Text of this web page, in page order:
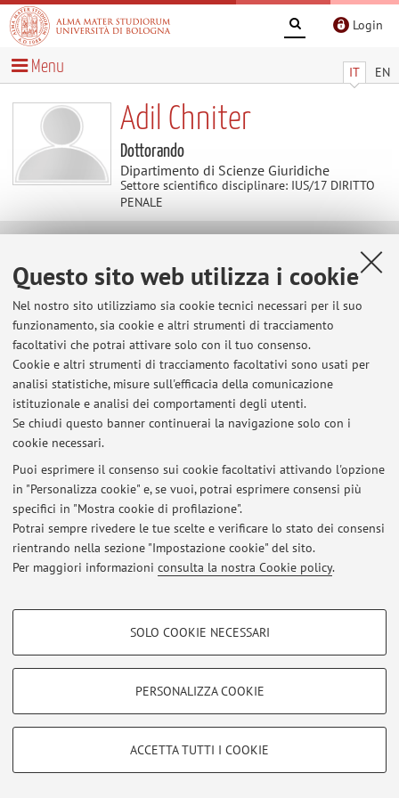
Questo sito web utilizza i cookie
Nel nostro sito utilizziamo sia cookie tecnici necessari per il suo
funzionamento, sia cookie e altri strumenti di tracciamento
facoltativi che potrai attivare solo con il tuo consenso.
Cookie e altri strumenti di tracciamento facoltativi sono usati per
analisi statistiche, misure sull'efficacia della comunicazione
istituzionale e analisi dei comportamenti degli utenti.
Se chiudi questo banner continuerai la navigazione solo con i
cookie necessari.
Puoi esprimere il consenso sui cookie facoltativi attivando l'opzione
in "Personalizza cookie" e, se vuoi, potrai esprimere consensi più
specifici in "Mostra cookie di profilazione".
Potrai sempre rivedere le tue scelte e verificare lo stato dei consensi
rientrando nella sezione "Impostazione cookie" del sito.
Per maggiori informazioni consulta la nostra Cookie policy.
COOKIE DI PROFILAZIONE - FACOLTATIVI
COOKIE TECNICI - NECESSARI
Si tratta di cookie tecnici utilizzati, a titolo esemplificativo, per il corretto
SOLO COOKIE NECESSARI
PERSONALIZZA COOKIE
ACCETTA TUTTI I COOKIE
Login
IT EN
Menu
Adil Chniter
Dottorando
Dipartimento di Scienze Giuridiche
Settore scientifico disciplinare: IUS/17 DIRITTO
PENALE
Contenuti utili
Al momento non sono presenti contenuti.
Ultimi avvisi
Al momento non sono presenti avvisi.
Area riservata
Accedi tramiteloginper gestire tutti i contenuti del sito.
© 2026 - ALMA MATER STUDIORUM - Università di Bologna - Via
Zamboni, 33 - 40126 Bologna - Partita IVA: 01131710376